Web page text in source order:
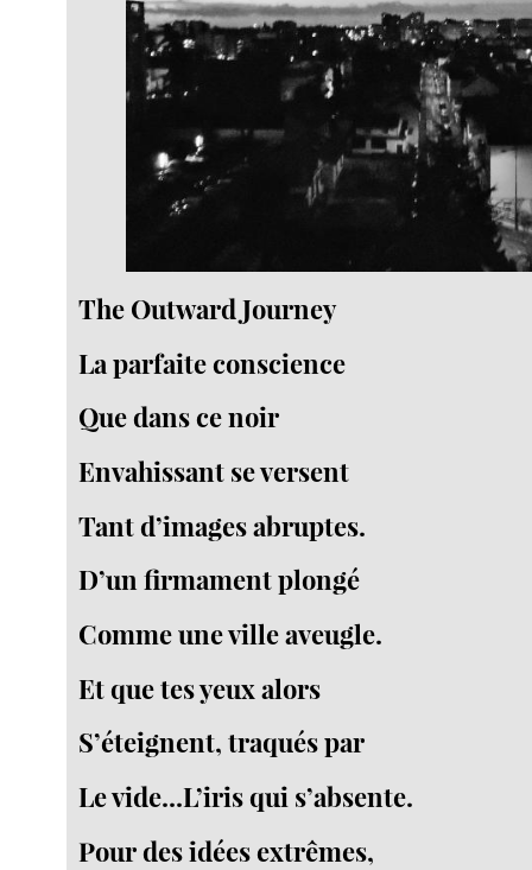
The Outward Journey
La parfaite conscience
Que dans ce noir
Envahissant se versent
Tant d’images abruptes.
D’un firmament plongé
Comme une ville aveugle.
Et que tes yeux alors
S’éteignent, traqués par
Le vide...L’iris qui s’absente.
Pour des idées extrêmes,